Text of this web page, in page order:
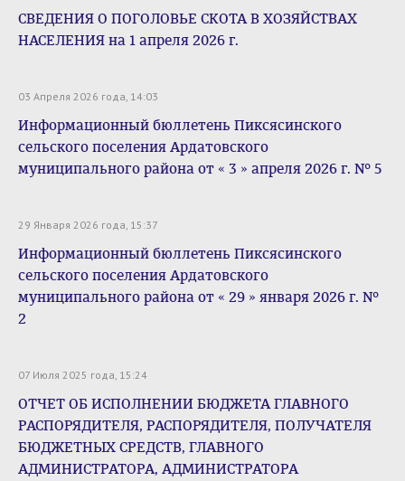
СВЕДЕНИЯ О ПОГОЛОВЬЕ СКОТА В ХОЗЯЙСТВАХ
НАСЕЛЕНИЯ на 1 апреля 2026 г.
03 Апреля 2026 года, 14:03
Информационный бюллетень Пиксясинского
сельского поселения Ардатовского
муниципального района от « 3 » апреля 2026 г. № 5
29 Января 2026 года, 15:37
Информационный бюллетень Пиксясинского
сельского поселения Ардатовского
муниципального района от « 29 » января 2026 г. №
2
07 Июля 2025 года, 15:24
ОТЧЕТ ОБ ИСПОЛНЕНИИ БЮДЖЕТА ГЛАВНОГО
РАСПОРЯДИТЕЛЯ, РАСПОРЯДИТЕЛЯ, ПОЛУЧАТЕЛЯ
БЮДЖЕТНЫХ СРЕДСТВ, ГЛАВНОГО
АДМИНИСТРАТОРА, АДМИНИСТРАТОРА